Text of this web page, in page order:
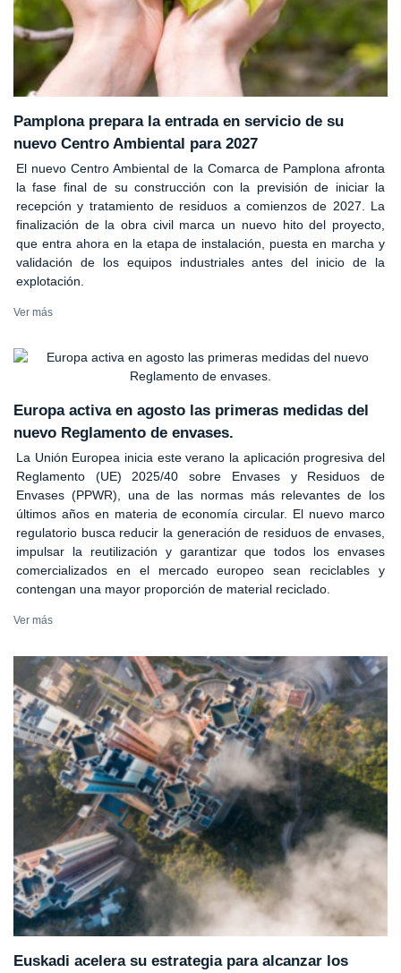
Pamplona prepara la entrada en servicio de su
nuevo Centro Ambiental para 2027
El nuevo Centro Ambiental de la Comarca de Pamplona afronta
la fase final de su construcción con la previsión de iniciar la
recepción y tratamiento de residuos a comienzos de 2027. La
finalización de la obra civil marca un nuevo hito del proyecto,
que entra ahora en la etapa de instalación, puesta en marcha y
validación de los equipos industriales antes del inicio de la
explotación.
Ver más
Europa activa en agosto las primeras medidas del
nuevo Reglamento de envases.
La Unión Europea inicia este verano la aplicación progresiva del
Reglamento (UE) 2025/40 sobre Envases y Residuos de
Envases (PPWR), una de las normas más relevantes de los
últimos años en materia de economía circular. El nuevo marco
regulatorio busca reducir la generación de residuos de envases,
impulsar la reutilización y garantizar que todos los envases
comercializados en el mercado europeo sean reciclables y
contengan una mayor proporción de material reciclado.
Ver más
Euskadi acelera su estrategia para alcanzar los